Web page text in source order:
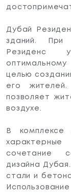
Дубай
зданий. При
Резиденс
целью
его
позволяет
воздухе.
В
сочетание
дизайна
стали и